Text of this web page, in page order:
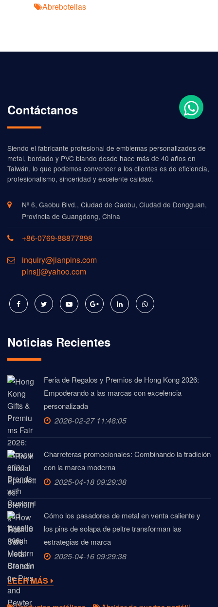
Abrebotellas
Contáctanos
Siendo el fabricante profesional de emblemas personalizados de
metal, bordado y PVC blando desde hace más de 40 años en
Taiwán, lo que podemos convencer a los clientes es de eficiencia,
profesionalismo, sinceridad y excelente calidad.
Nº 6, Gaobu Blvd., Ciudad de Gaobu, Ciudad de Dongguan,
Provincia de Guangdong, China
+86-0769-88877898
inquiry@jianpins.com
pinsjj@yahoo.com
Noticias Recientes
Feria de Regalos y Premios de Hong Kong 2026:
Empoderando a las marcas con excelencia
personalizada
2026-02-27 11:48:05
Charreteras promocionales: Combinando la tradición
con la marca moderna
2025-04-18 09:29:38
Cómo los pasadores de metal en venta caliente y
los pins de solapa de peltre transforman las
estrategias de marca
2025-04-16 09:29:38
LEER MÁS